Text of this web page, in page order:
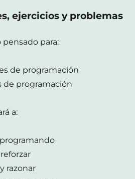
ejercicios y problemas
para:
de programación
de programación
a:
razonar